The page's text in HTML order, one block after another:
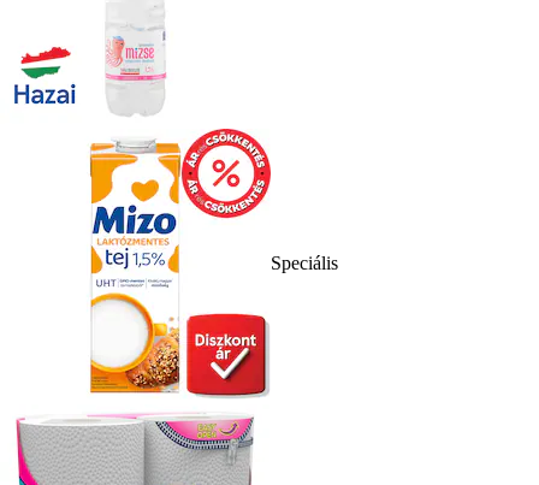
Speciális